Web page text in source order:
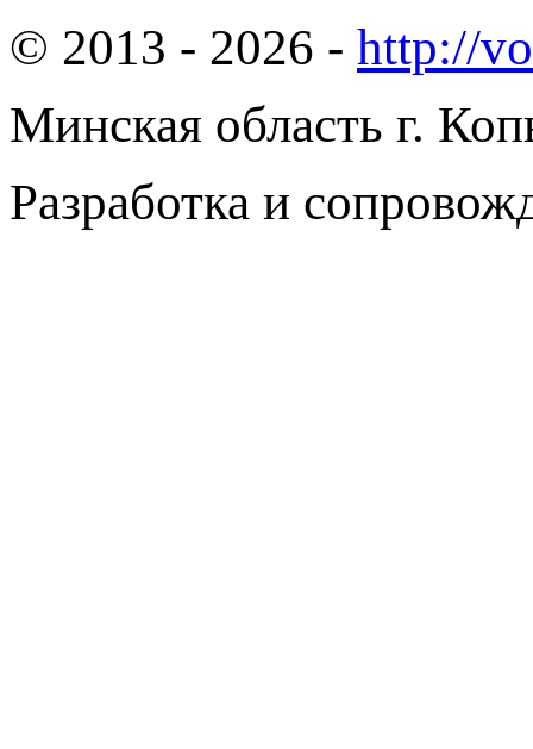
© 2013 - 2026 - http://
Минская область г.
Разработка и